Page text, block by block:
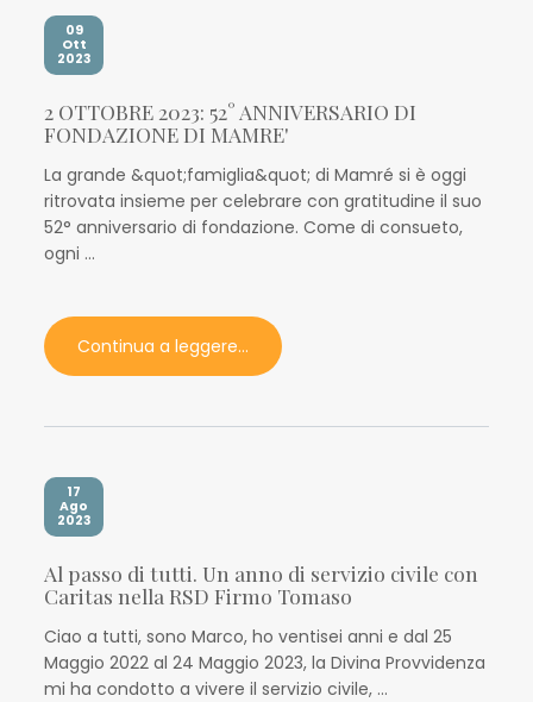
09
Ott
2023
2 OTTOBRE 2023: 52° ANNIVERSARIO DI
FONDAZIONE DI MAMRE'
La grande &quot;famiglia&quot; di Mamré si è oggi
ritrovata insieme per celebrare con gratitudine il suo
52° anniversario di fondazione. Come di consueto,
ogni ...
Continua a leggere...
17
Ago
2023
Al passo di tutti. Un anno di servizio civile con
Caritas nella RSD Firmo Tomaso
Ciao a tutti, sono Marco, ho ventisei anni e dal 25
Maggio 2022 al 24 Maggio 2023, la Divina Provvidenza
mi ha condotto a vivere il servizio civile, ...